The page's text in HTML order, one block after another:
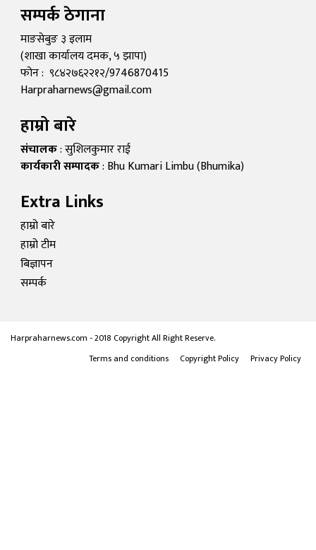
सम्पर्क ठेगाना
माङसेबुङ ३ इलाम
(शाखा कार्यालय दमक, ५ झापा)
फोन : ९८४२७६२२१२/9746870415
Harpraharnews@gmail.com
हाम्रो बारे
संचालक: सुशिलकुमार राई
कार्यकारी सम्पादक: Bhu Kumari Limbu (Bhumika)
Extra Links
हाम्रो बारे
हाम्रो टीम
बिज्ञापन
सम्पर्क
Harpraharnews.com - 2018 Copyright All Right Reserve.
Terms and conditions
Copyright Policy Privacy Policy